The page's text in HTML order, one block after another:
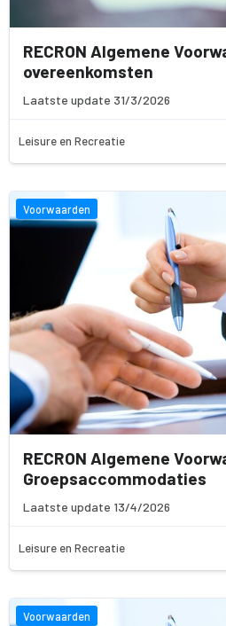
RECRON Algemene
overeenkomsten
Laatste update 31/3/2026
Leisure en Recreatie
Voorwaarden
RECRON Algemene
Groepsaccommodaties
Laatste update 13/4/2026
Leisure en Recreatie
Voorwaarden